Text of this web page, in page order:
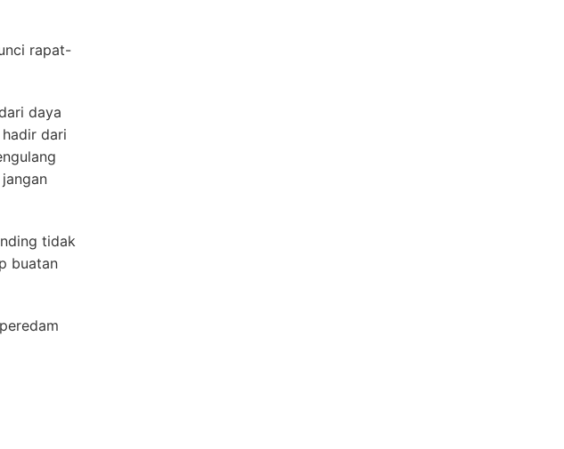
rapat-
daya
dari
tidak
buatan